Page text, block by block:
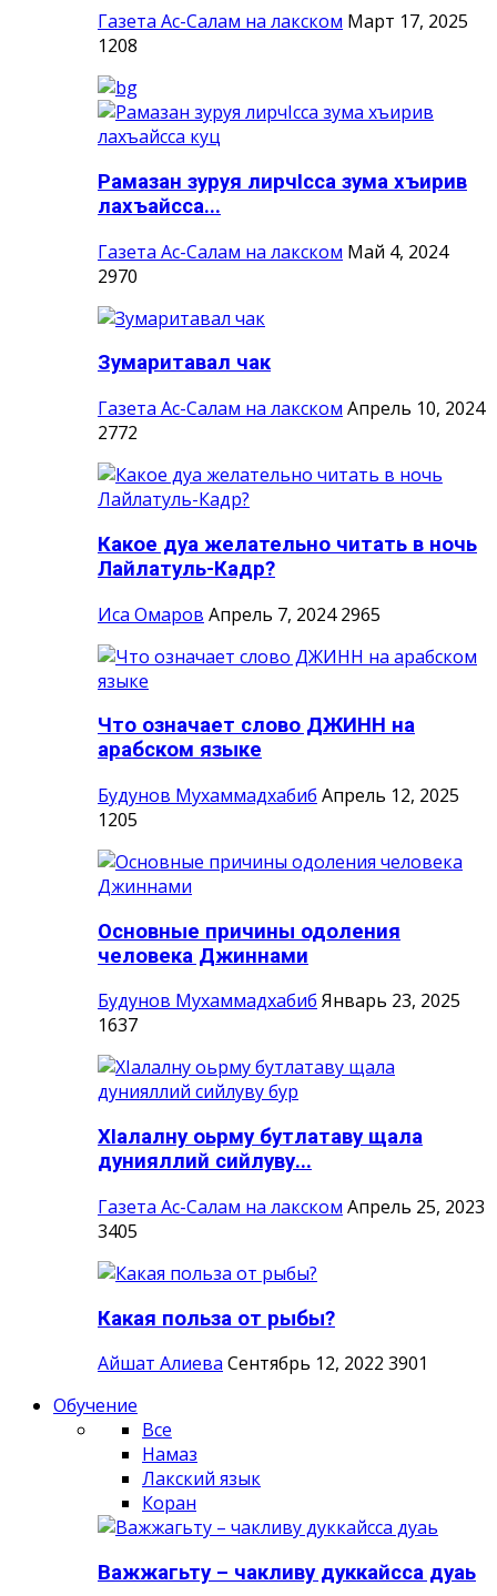
Газета Ас-Салам на лакском Март 17, 2025
1208
Рамазан зуруя лирчIсса зума хъирив
лахъайсса...
Газета Ас-Салам на лакском Май 4, 2024
2970
Зумаритавал чак
Газета Ас-Салам на лакском Апрель 10, 2024
2772
Какое дуа желательно читать в ночь
Лайлатуль-Кадр?
Иса Омаров Апрель 7, 2024 2965
Что означает слово ДЖИНН на
арабском языке
Будунов Мухаммадхабиб Апрель 12, 2025
1205
Основные причины одоления
человека Джиннами
Будунов Мухаммадхабиб Январь 23, 2025
1637
ХIалалну оьрму бутлатаву щала
дунияллий сийлуву...
Газета Ас-Салам на лакском Апрель 25, 2023
3405
Какая польза от рыбы?
Айшат Алиева Сентябрь 12, 2022 3901
Обучение
Все
Намаз
Лакский язык
Коран
Важжагьту – чакливу дуккайсса дуаь